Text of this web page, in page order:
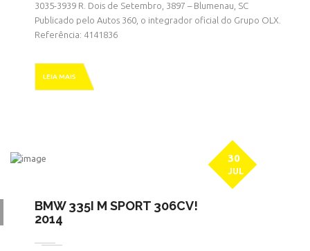
3035-3939 R. Dois de Setembro, 3897 – Blumenau, SC
Publicado pelo Autos 360, o integrador oficial do Grupo OLX.
Referência: 4141836
LEIA MAIS
BMW 335I M SPORT 306CV!
2014
30
JUL